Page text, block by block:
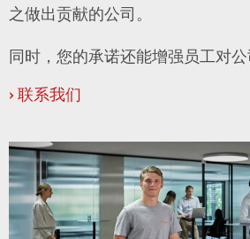
之做出贡献的公司。
同时，您的承诺还能增强员工对公
› 联系我们